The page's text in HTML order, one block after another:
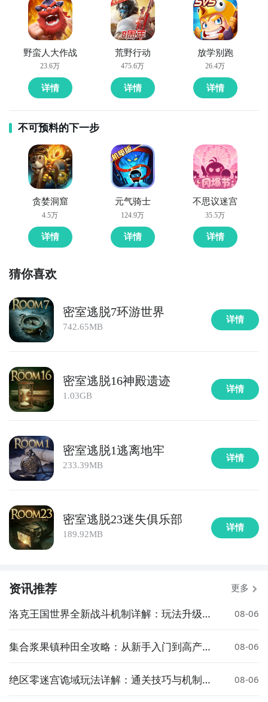
野蛮人大作战
23.6万
详情
荒野行动
475.6万
详情
放学别跑
26.4万
详情
不可预料的下一步
贪婪洞窟
4.5万
详情
元气骑士
124.9万
详情
不思议迷宫
35.5万
详情
猜你喜欢
密室逃脱7环游世界
742.65MB
详情
密室逃脱16神殿遗迹
1.03GB
详情
密室逃脱1逃离地牢
233.39MB
详情
密室逃脱23迷失俱乐部
189.92MB
详情
资讯推荐 更多
洛克王国世界全新战斗机制详解：玩法升级与
08-06
集合浆果镇种田全攻略：从新手入门到高产技
08-06
绝区零迷宫诡域玩法详解：通关技巧与机制解
08-06